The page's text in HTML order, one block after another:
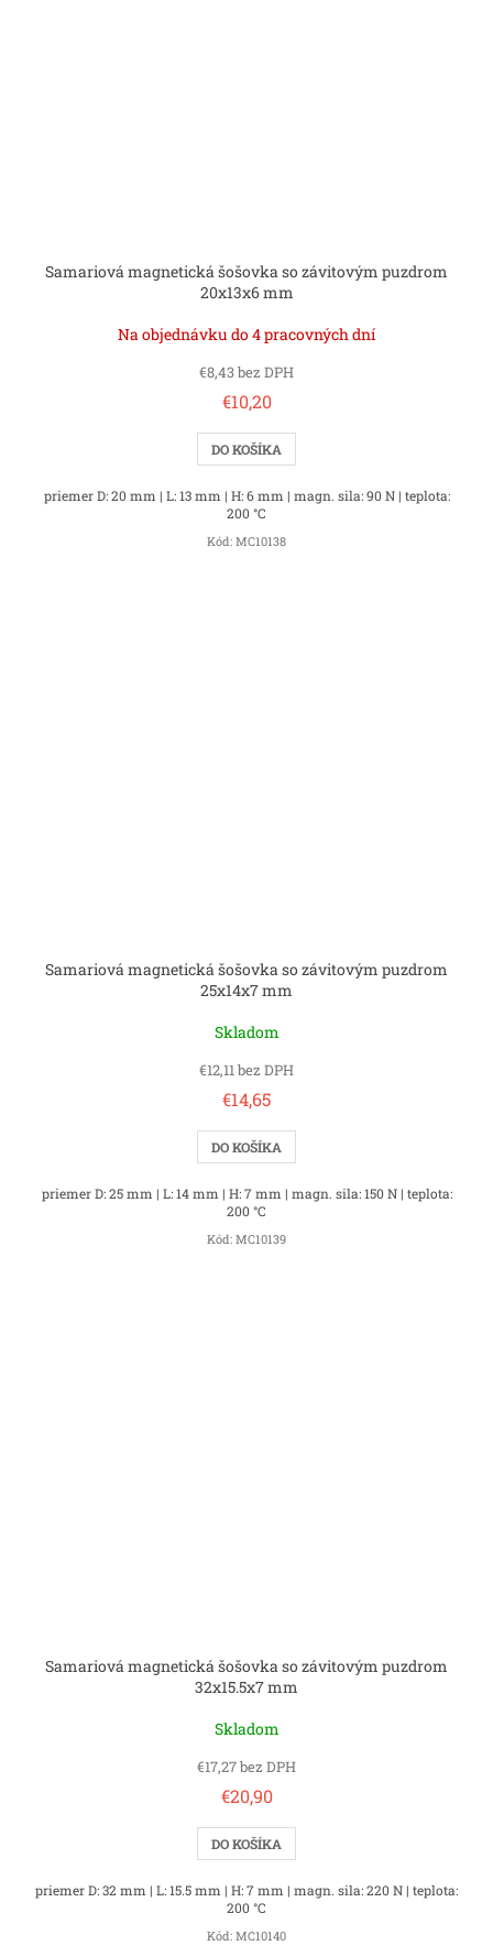
Samariová magnetická šošovka so závitovým puzdrom
20x13x6 mm
Na objednávku do 4 pracovných dní
€8,43 bez DPH
€10,20
DO KOŠÍKA
priemer D: 20 mm | L: 13 mm | H: 6 mm | magn. sila: 90 N | teplota:
200 °C
Kód: MC10138
Samariová magnetická šošovka so závitovým puzdrom
25x14x7 mm
Skladom
€12,11 bez DPH
€14,65
DO KOŠÍKA
priemer D: 25 mm | L: 14 mm | H: 7 mm | magn. sila: 150 N | teplota:
200 °C
Kód: MC10139
Samariová magnetická šošovka so závitovým puzdrom
32x15.5x7 mm
Skladom
€17,27 bez DPH
€20,90
DO KOŠÍKA
priemer D: 32 mm | L: 15.5 mm | H: 7 mm | magn. sila: 220 N | teplota:
200 °C
Kód: MC10140